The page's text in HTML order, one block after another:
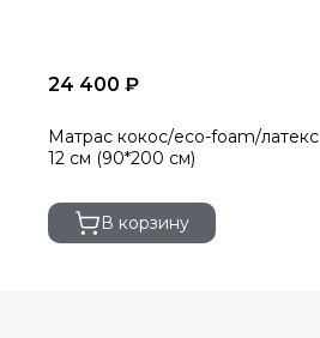
24 400 ₽
Матрас кокос/eco-foam/латекс
12 см (90*200 см)
В корзину